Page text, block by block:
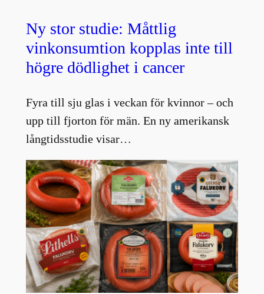
Ny stor studie: Måttlig
vinkonsumtion kopplas inte till
högre dödlighet i cancer
Fyra till sju glas i veckan för kvinnor – och
upp till fjorton för män. En ny amerikansk
långtidsstudie visar…